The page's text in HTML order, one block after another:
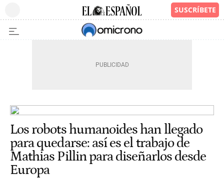
Los robots humanoides han llegado
para quedarse: así es el trabajo de
Mathias Pillin para diseñarlos desde
Europa